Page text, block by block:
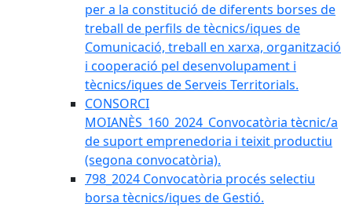
per a la constitució de diferents borses de
treball de perfils de tècnics/iques de
Comunicació, treball en xarxa, organització
i cooperació pel desenvolupament i
tècnics/iques de Serveis Territorials.
CONSORCI
MOIANÈS_160_2024_Convocatòria tècnic/a
de suport emprenedoria i teixit productiu
(segona convocatòria).
798_2024 Convocatòria procés selectiu
borsa tècnics/iques de Gestió.